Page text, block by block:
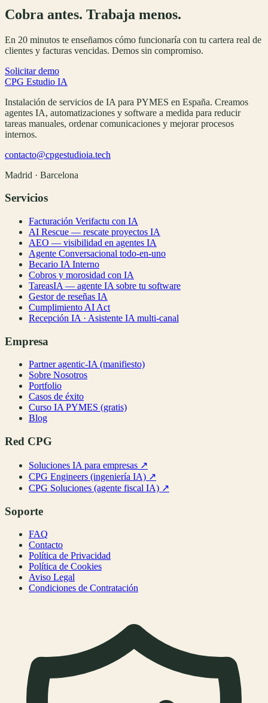
Cobra antes. Trabaja menos.
En 20 minutos te enseñamos cómo funcionaría con tu cartera real de
clientes y facturas vencidas. Demos sin compromiso.
Solicitar demo
CPG Estudio IA
Instalación de servicios de IA para PYMES en España. Creamos
agentes IA, automatizaciones y software a medida para reducir
tareas manuales, ordenar comunicaciones y mejorar procesos
internos.
contacto@cpgestudioia.tech
Madrid · Barcelona
Servicios
Facturación Verifactu con IA
AI Rescue — rescate proyectos IA
AEO — visibilidad en agentes IA
Agente Conversacional todo-en-uno
Becario IA Interno
Cobros y morosidad con IA
TareasIA — agente IA sobre tu software
Gestor de reseñas IA
Cumplimiento AI Act
Recepción IA · Asistente IA multi-canal
Empresa
Partner agentic-IA (manifiesto)
Sobre Nosotros
Portfolio
Casos de éxito
Curso IA PYMES (gratis)
Blog
Red CPG
Soluciones IA para empresas ↗
CPG Engineers (ingeniería IA) ↗
CPG Soluciones (agente fiscal IA) ↗
Soporte
FAQ
Contacto
Política de Privacidad
Política de Cookies
Aviso Legal
Condiciones de Contratación